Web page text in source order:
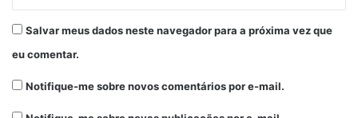
Daniel Boaventura Ingressos
Marcenaria de Cultura Marllos Silva
Natan Badue Rubens Ewald Filho
Salvar meus dados neste navegador para a próxima vez que
eu comentar.
Notifique-me sobre novos comentários por e-mail.